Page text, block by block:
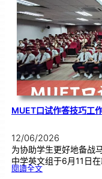
我
与
压
力
管
理
MUET口试作答技巧工
12/06/2026
为协助学生更好地备战
中学英文组于6月11日
閱讀全文:
M